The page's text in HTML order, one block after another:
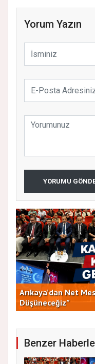
Yorum Yazın
YORUMU
Arıkaya’dan Net
Düşüneceğiz”
Benzer